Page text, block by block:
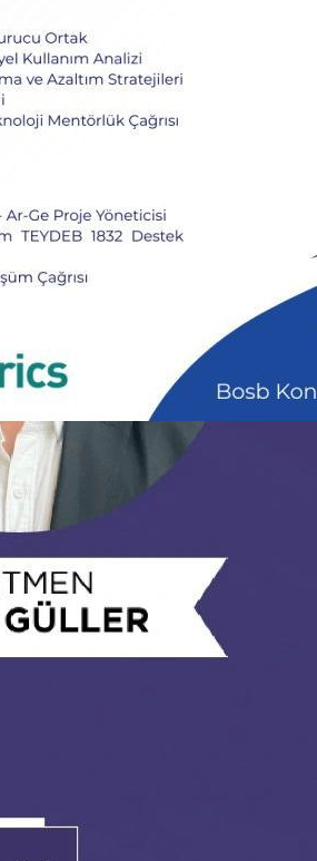
izi, sürdürülebilirlik
BOSB & 3pmetrics iş
sektörün geleceğini
hedefleri ve sıkılaşan